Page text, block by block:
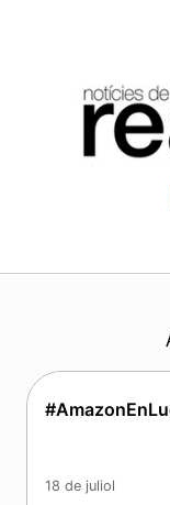
18 de juliol